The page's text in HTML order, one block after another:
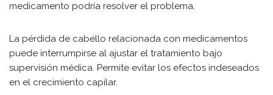
medicamento podría resolver el problema.
La pérdida de cabello relacionada con medicamentos
puede interrumpirse al ajustar el tratamiento bajo
supervisión médica. Permite evitar los efectos indeseados
en el crecimiento capilar.